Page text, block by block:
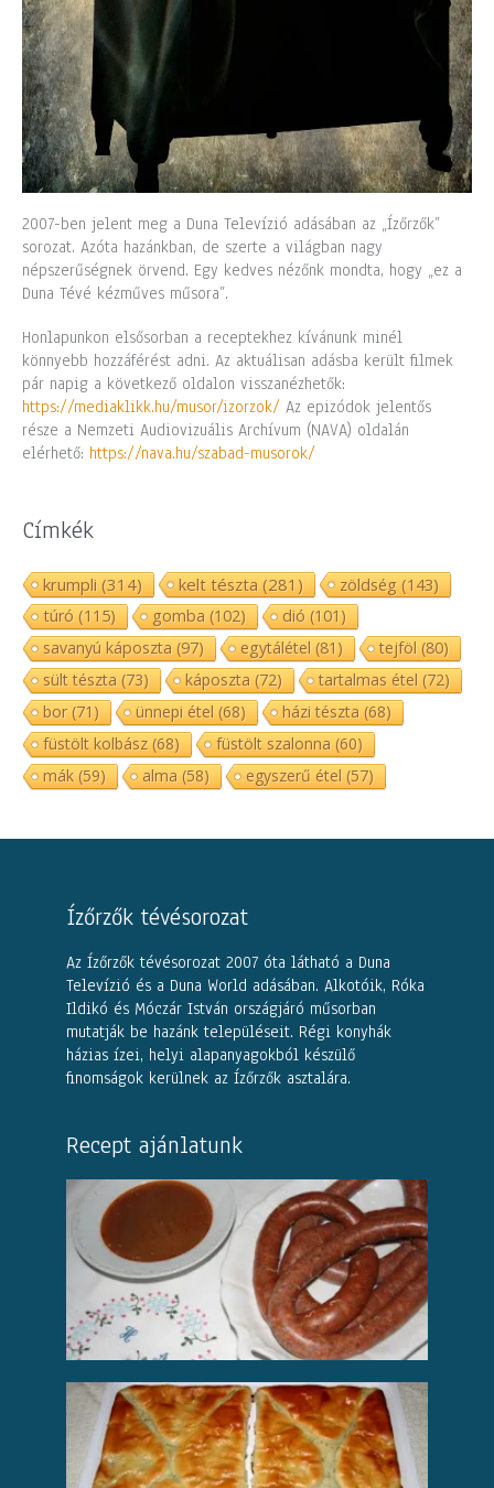
2007-ben jelent meg a Duna Televízió adásában az „Ízőrzők”
sorozat. Azóta hazánkban, de szerte a világban nagy
népszerűségnek örvend. Egy kedves nézőnk mondta, hogy „ez a
Duna Tévé kézműves műsora”.
Honlapunkon elsősorban a receptekhez kívánunk minél
könnyebb hozzáférést adni. Az aktuálisan adásba került filmek
pár napig a következő oldalon visszanézhetők:
https://mediaklikk.hu/musor/izorzok/ Az epizódok jelentős
része a Nemzeti Audiovizuális Archívum (NAVA) oldalán
elérhető: https://nava.hu/szabad-musorok/
Címkék
krumpli(314) kelt tészta(281) zöldség(143)
túró (115) gomba (102) dió (101)
savanyú káposzta (97) egytálétel (81) tejföl (80)
sült tészta (73) káposzta (72) tartalmas étel (72)
bor(71) ünnepi étel (68) házi tészta (68)
füstölt kolbász(68) füstölt szalonna (60)
mák(59) alma (58) egyszerű étel (57)
Ízőrzők tévésorozat
Az Ízőrzők tévésorozat 2007 óta látható a Duna
Televízió és a Duna World adásában. Alkotóik, Róka
Ildikó és Móczár István országjáró műsorban
mutatják be hazánk településeit. Régi konyhák
házias ízei, helyi alapanyagokból készülő
finomságok kerülnek az Ízőrzők asztalára.
Recept ajánlatunk